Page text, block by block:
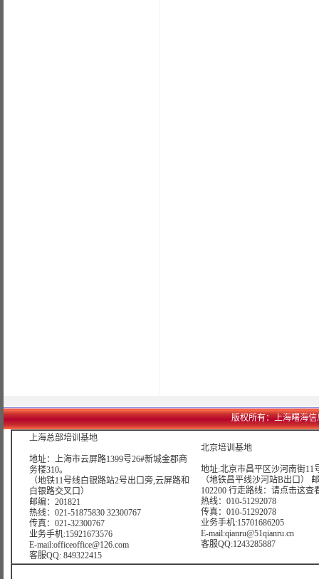
版权所有：上海曙海信
上海总部培训基地
地址：上海市云屏路1399号26#新城金郡商
务楼310。
（地铁11号线白银路站2号出口旁,云屏路和
白银路交叉口）
邮编：201821
热线：021-51875830 32300767
传真：021-32300767
业务手机:15921673576
E-mail:officeoffice@126.com
客服QQ: 849322415
北京培训基地
地址:北京市昌平区沙河南街11
（地铁昌平线沙河站B出口）
102200 行走路线： 请点击这查
热线：010-51292078
传真：010-51292078
业务手机:15701686205
E-mail:qianru@51qianru.cn
客服QQ:1243285887